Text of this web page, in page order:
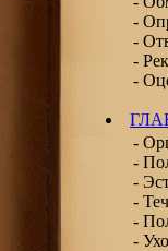
-
-
-
-
-
-
-
-
-
-